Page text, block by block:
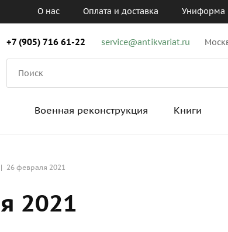
О нас Оплата и доставка Униформа
+7 (905) 716 61-22 service@antikvariat.ru
Военная реконструкция Книги
| 26 февраля 2021
2021